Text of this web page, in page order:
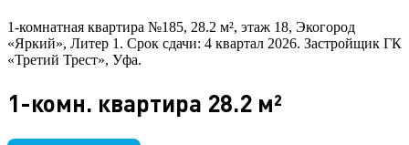
1-комнатная квартира №185, 28.2 м², этаж 18, Экогород
«Яркий», Литер 1. Срок сдачи: 4 квартал 2026. Застройщик ГК
«Третий Трест», Уфа.
1-комн. квартира 28.2 м²